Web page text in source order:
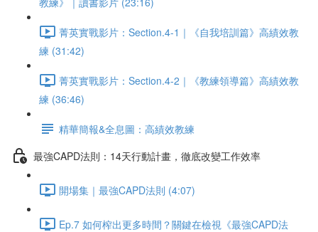
菁英實戰影片：Section.4-1｜《自我培訓篇》高績效教
練 (31:42)
菁英實戰影片：Section.4-2｜《教練領導篇》高績效教
練 (36:46)
精華簡報&全息圖：高績效教練
最強CAPD法則：14天行動計畫，徹底改變工作效率
開場集｜最強CAPD法則 (4:07)
Ep.7 如何榨出更多時間？關鍵在檢視《最強CAPD法